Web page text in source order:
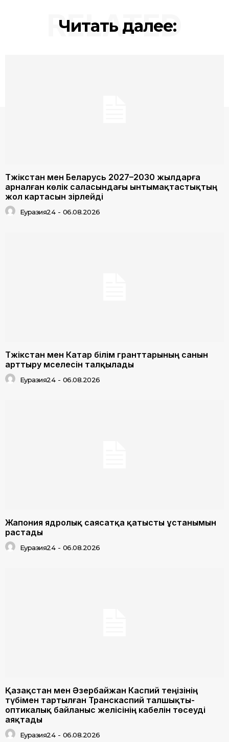
Читать далее:
RELATED
Тәжікстан мен Беларусь 2027–2030 жылдарға
арналған көлік саласындағы ынтымақтастықтың
жол картасын әзірлейді
Еуразия24 - 06.08.2026
Тәжікстан мен Катар білім гранттарының санын
арттыру мәселесін талқылады
Еуразия24 - 06.08.2026
Жапония ядролық саясатқа қатысты ұстанымын
растады
Еуразия24 - 06.08.2026
Қазақстан мен Әзербайжан Каспий теңізінің
түбімен тартылған Транскаспий талшықты-
оптикалық байланыс желісінің кабелін төсеуді
аяқтады
Еуразия24 - 06.08.2026